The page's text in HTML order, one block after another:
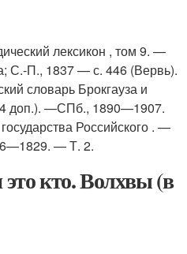
лексикон , том 9. —
С.-П., 1837 — с. 446 (Вервь).
словарь Брокгауза и
доп.). —СПб., 1890—1907.
Российского . —
— Т. 2.
кто. Волхвы (в